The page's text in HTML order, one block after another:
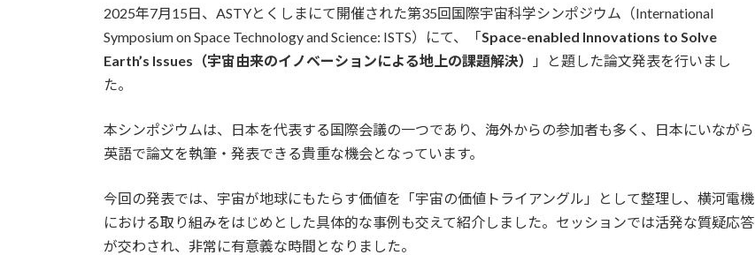
2025年7月15日、ASTYとくしまにて開催された第35回国際宇宙科学シンポジウム（International
Symposium on Space Technology and Science: ISTS）にて、「Space-enabled Innovations to Solve
Earth’s Issues（宇宙由来のイノベーションによる地上の課題解決）
」と題した論文発表を行いまし
た。
本シンポジウムは、日本を代表する国際会議の一つであり、海外からの参加者も多く、日本にいながら
英語で論文を執筆・発表できる貴重な機会となっています。
今回の発表では、宇宙が地球にもたらす価値を「宇宙の価値トライアングル」として整理し、横河電機
における取り組みをはじめとした具体的な事例も交えて紹介しました。セッションでは活発な質疑応答
が交わされ、非常に有意義な時間となりました。